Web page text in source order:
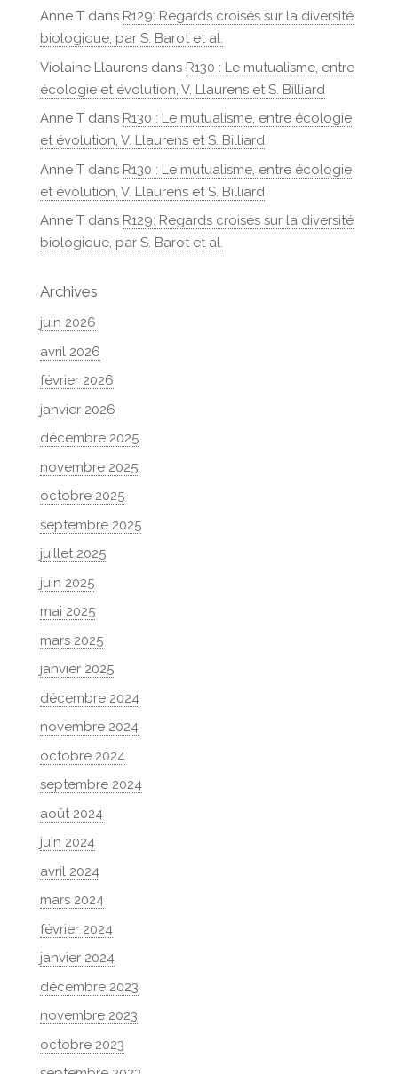
Anne Tdans R129: Regards croisés sur la diversité
biologique, par S. Barot et al.
Violaine Llaurensdans R130 : Le mutualisme, entre
écologie et évolution, V. Llaurens et S. Billiard
Anne Tdans R130 : Le mutualisme, entre écologie
et évolution, V. Llaurens et S. Billiard
Anne Tdans R130 : Le mutualisme, entre écologie
et évolution, V. Llaurens et S. Billiard
Anne Tdans R129: Regards croisés sur la diversité
biologique, par S. Barot et al.
Archives
juin 2026
avril 2026
février 2026
janvier 2026
décembre 2025
novembre 2025
octobre 2025
septembre 2025
juillet 2025
juin 2025
mai 2025
mars 2025
janvier 2025
décembre 2024
novembre 2024
octobre 2024
septembre 2024
août 2024
juin 2024
avril 2024
mars 2024
février 2024
janvier 2024
décembre 2023
novembre 2023
octobre 2023